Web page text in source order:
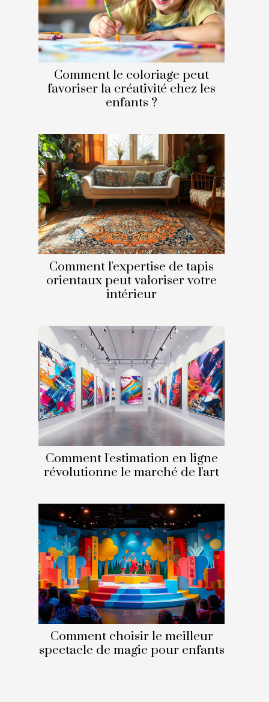
Comment le coloriage peut
favoriser la créativité chez les
enfants ?
Comment l'expertise de tapis
orientaux peut valoriser votre
intérieur
Comment l'estimation en ligne
révolutionne le marché de l'art
Comment choisir le meilleur
spectacle de magie pour enfants